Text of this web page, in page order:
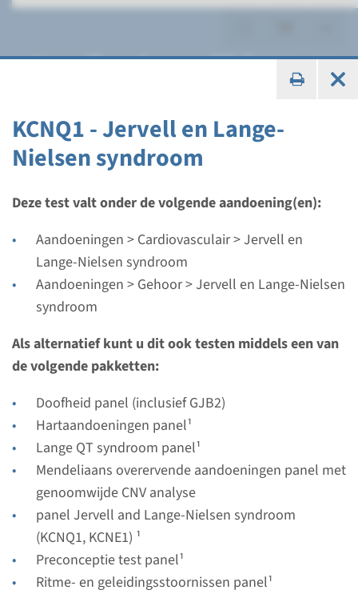
KCNQ1 - Jervell en Lange-
Nielsen syndroom
Deze test valt onder de volgende aandoening(en):
Aandoeningen > Cardiovasculair > Jervell en
Lange-Nielsen syndroom
Aandoeningen > Gehoor > Jervell en Lange-Nielsen
syndroom
Als alternatief kunt u dit ook testen middels een van
de volgende pakketten:
Doofheid panel (inclusief GJB2)
Hartaandoeningen panel¹
Lange QT syndroom panel¹
Mendeliaans overervende aandoeningen panel met
genoomwijde CNV analyse
panel Jervell and Lange-Nielsen syndroom
(KCNQ1, KCNE1) ¹
Preconceptie test panel¹
Ritme- en geleidingsstoornissen panel¹
Jervell en Lange-Nielsen
Panel
panel Jervell and Lange-
Nielsen syndroom (KCNQ1,
KCNE1) ¹
8 weken
Uitvoerend laboratorium
Maastricht UMC+
Bekijk
Toevoegen
Gen
KCNE1 - Jervell en Lange-
Nielsen syndroom type 2 ¹